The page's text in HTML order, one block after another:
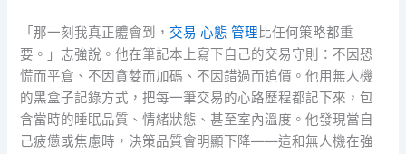
「那一刻我真正體會到， 交易 心態 管理比任何策略都重
要。」志強說。他在筆記本上寫下自己的交易守則：不因恐
慌而平倉、不因貪婪而加碼、不因錯過而追價。他用無人機
的黑盒子記錄方式，把每一筆交易的心路歷程都記下來，包
含當時的睡眠品質、情緒狀態、甚至室內溫度。他發現當自
己疲憊或焦慮時，決策品質會明顯下降——這和無人機在強